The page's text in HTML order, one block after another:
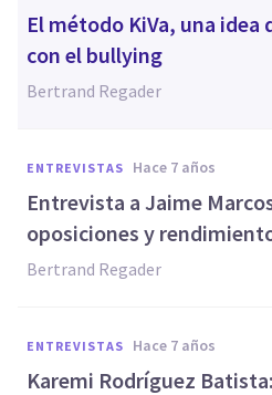
El método KiVa, una idea
con el bullying
Bertrand Regader
ENTREVISTAS hace 7 años
Entrevista a Jaime
oposiciones y
Bertrand Regader
ENTREVISTAS hace 7 años
Karemi Rodríguez